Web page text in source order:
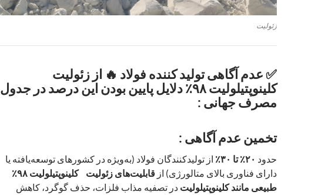
زئولیت
✅ عدم آگاهی تولید کننده فولاد 🔥 از زئولیت
کلینوپتیلولیت ۹۸٪ دلایل پایین بودن این درصد در جدول
مصرف جهانی :
تخمین عدم آگاهی :
حدود ۲۰٪ تا ۳۰٪
از تولیدکنندگان فولاد (به‌ویژه در کشورهای توسعه‌یافته یا
دارای فناوری بالای متالورژی) از
قابلیت‌های زئولیت کلینوپتیلولیت ۹۸٪
طبیعی مانند کلینوپتیلولیت در تصفیه مذاب فلزات، حذف گوگرد، کاهش